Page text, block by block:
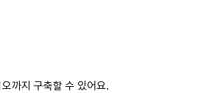
까지 구축할 수 있어요.